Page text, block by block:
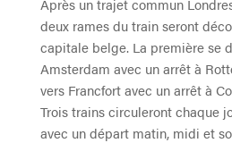
Après un trajet commun
deux rames du train seront
capitale belge. La première se
Amsterdam avec un arrêt à
vers Francfort avec un arrêt à
Trois trains circuleront chaque
avec un départ matin, midi et